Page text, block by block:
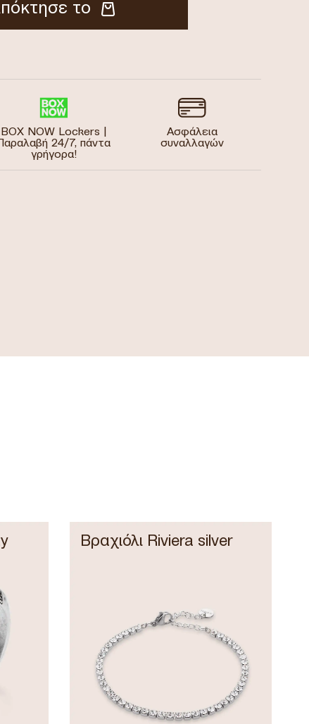
το
BOX NOW Lockers |
24/7, πάντα
γρήγορα!
Ασφάλεια
συναλλαγών
Βραχιόλι Riviera silver